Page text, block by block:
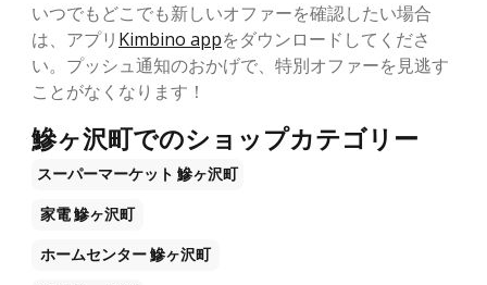
いつでもどこでも新しいオファーを確認したい場合
は、アプリ Kimbino appをダウンロードしてくださ
い。プッシュ通知のおかげで、特別オファーを見逃す
ことがなくなります！
鰺ヶ沢町でのショップカテゴリー
スーパーマーケット 鰺ヶ沢町
家電鰺ヶ沢町
ホームセンター鰺ヶ沢町